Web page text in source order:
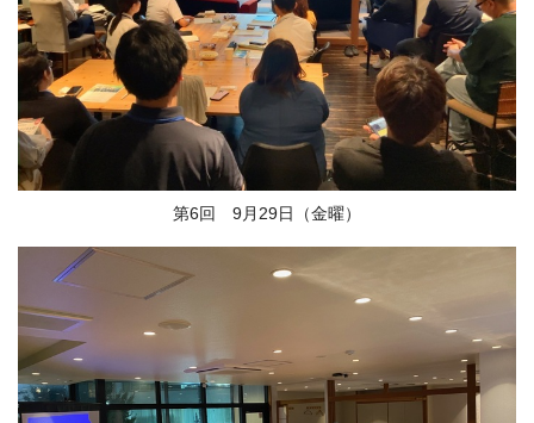
第6回 9月29日（金曜）